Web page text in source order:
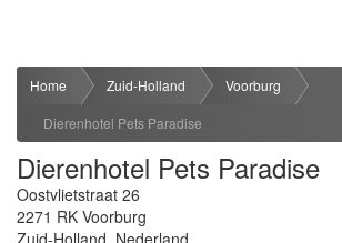
Home Zuid-Holland
Voorburg
Dierenhotel Pets Paradise
Dierenhotel Pets Paradise
Oostvlietstraat 26
2271 RK Voorburg
Zuid-Holland, Nederland